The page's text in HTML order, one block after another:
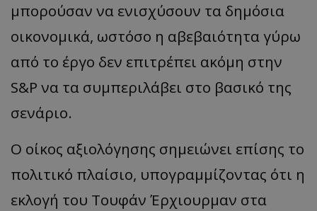
μπορούσαν να ενισχύσουν τα δημόσια
οικονομικά, ωστόσο η αβεβαιότητα γύρω
από το έργο δεν επιτρέπει ακόμη στην
S&P να τα συμπεριλάβει στο βασικό της
σενάριο.
Ο οίκος αξιολόγησης σημειώνει επίσης το
πολιτικό πλαίσιο, υπογραμμίζοντας ότι η
εκλογή του Τουφάν Έρχιουρμαν στα